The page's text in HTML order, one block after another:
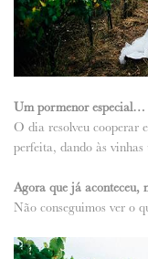
Um pormenor especial…
O dia resolveu cooperar
perfeita, dando às
Agora que já aconteceu,
Não conseguimos ver o